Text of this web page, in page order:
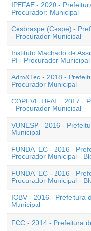
IPEFAE - 2020 -
Procurador: Municipal
Cesbraspe (Cespe) -
- Procurador Municipal
Instituto Machado de
PI - Procurador Municipal
Adm&Tec - 2018 -
Procurador Municipal
COPEVE-UFAL - 2017 -
- Procurador Municipal
VUNESP - 2016 -
Municipal
FUNDATEC - 2016 -
Procurador Municipal -
FUNDATEC - 2016 -
Procurador Municipal -
IOBV - 2016 - Prefeitura
Municipal
FCC - 2014 - Prefeitura